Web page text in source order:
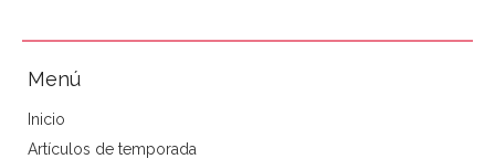
Menú
Inicio
Artículos de temporada